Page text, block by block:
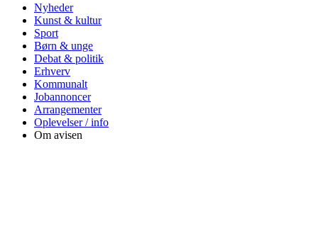
Nyheder
Kunst & kultur
Sport
Børn & unge
Debat & politik
Erhverv
Kommunalt
Jobannoncer
Arrangementer
Oplevelser / info
Om avisen